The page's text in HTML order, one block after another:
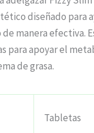
diseñado para
manera efectiva.
para apoyar el
de grasa.
Tabletas